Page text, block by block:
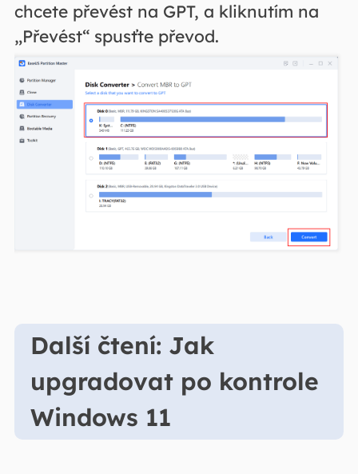
chcete převést na GPT, a kliknutím na
„Převést“ spusťte převod.
Další čtení: Jak
upgradovat po kontrole
Windows 11